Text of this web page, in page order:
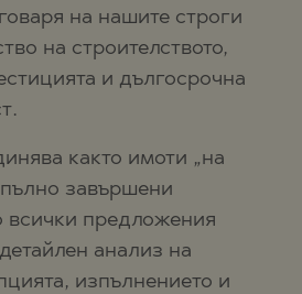
на нашите строги
на строителството,
и дългосрочна
както имоти „на
завършени
всички предложения
анализ на
изпълнението и